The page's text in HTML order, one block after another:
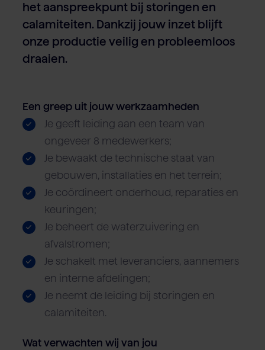
het aanspreekpunt bij storingen en
calamiteiten. Dankzij jouw inzet blijft
onze productie veilig en probleemloos
draaien.
Een greep uit jouw werkzaamheden
Je geeft leiding aan een team van
ongeveer 8 medewerkers;
Je bewaakt de technische staat van
gebouwen, installaties en het terrein;
Je coördineert onderhoud, reparaties en
keuringen;
Je beheert de waterzuivering en
afvalstromen;
Je schakelt met leveranciers, aannemers
en interne afdelingen;
Je neemt de leiding bij storingen en
calamiteiten.
Wat verwachten wij van jou